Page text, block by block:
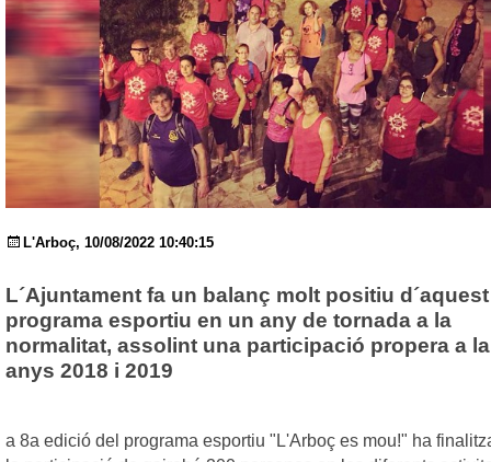
L'Arboç, 10/08/2022 10:40:15
L´Ajuntament fa un balanç molt positiu d´aquest
programa esportiu en un any de tornada a la
normalitat, assolint una participació propera a
anys 2018 i 2019
a 8a edició del programa esportiu "L'Arboç es mou!" ha